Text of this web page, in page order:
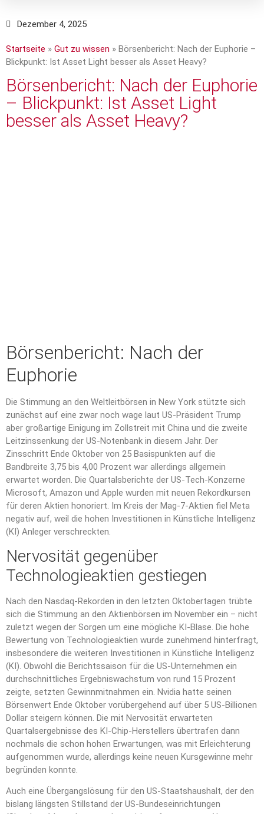
Dezember 4, 2025
Startseite » Gut zu wissen » Börsenbericht: Nach der Euphorie –
Blickpunkt: Ist Asset Light besser als Asset Heavy?
Börsenbericht: Nach der Euphorie
– Blickpunkt: Ist Asset Light
besser als Asset Heavy?
Börsenbericht: Nach der
Euphorie
Die Stimmung an den Weltleitbörsen in New York stützte sich
zunächst auf eine zwar noch wage laut US-Präsident Trump
aber großartige Einigung im Zollstreit mit China und die zweite
Leitzinssenkung der US-Notenbank in diesem Jahr. Der
Zinsschritt Ende Oktober von 25 Basispunkten auf die
Bandbreite 3,75 bis 4,00 Prozent war allerdings allgemein
erwartet worden. Die Quartalsberichte der US-Tech-Konzerne
Microsoft, Amazon und Apple wurden mit neuen Rekordkursen
für deren Aktien honoriert. Im Kreis der Mag-7-Aktien fiel Meta
negativ auf, weil die hohen Investitionen in Künstliche Intelligenz
(KI) Anleger verschreckten.
Nervosität gegenüber
Technologieaktien gestiegen
Nach den Nasdaq-Rekorden in den letzten Oktobertagen trübte
sich die Stimmung an den Aktienbörsen im November ein – nicht
zuletzt wegen der Sorgen um eine mögliche KI-Blase. Die hohe
Bewertung von Technologieaktien wurde zunehmend hinterfragt,
insbesondere die weiteren Investitionen in Künstliche Intelligenz
(KI). Obwohl die Berichtssaison für die US-Unternehmen ein
durchschnittliches Ergebniswachstum von rund 15 Prozent
zeigte, setzten Gewinnmitnahmen ein. Nvidia hatte seinen
Börsenwert Ende Oktober vorübergehend auf über 5 US-Billionen
Dollar steigern können. Die mit Nervosität erwarteten
Quartalsergebnisse des KI-Chip-Herstellers übertrafen dann
nochmals die schon hohen Erwartungen, was mit Erleichterung
aufgenommen wurde, allerdings keine neuen Kursgewinne mehr
begründen konnte.
Auch eine Übergangslösung für den US-Staatshaushalt, der den
bislang längsten Stillstand der US-Bundeseinrichtungen